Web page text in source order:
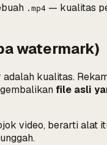
.mp4 — kualitas
watermark)
kualitas.
file asli
video, berarti